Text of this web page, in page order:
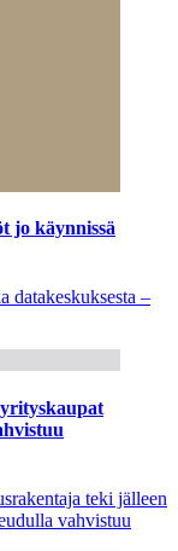
jo käynnissä
–
teki jälleen
vahvistuu